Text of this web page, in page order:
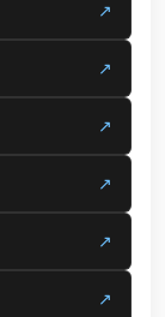
↗
↗
↗
↗
↗
↗